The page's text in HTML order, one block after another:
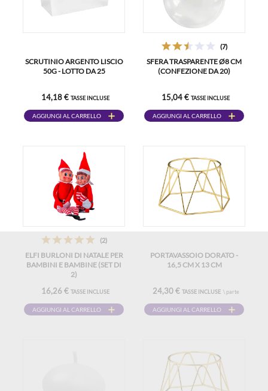
SCRUTINIO ARGENTO LISCIO
50G - LOTTO DA 25
14,18 € TASSE INCLUSE
AGGIUNGI AL CARRELLO
(7)
SFERA TRASPARENTE Ø8 CM
(CONFEZIONE DA 20)
15,04 € TASSE INCLUSE
AGGIUNGI AL CARRELLO
(2)
ELFI BURLONI DI NATALE PER
BAMBINI E BAMBINE (SET DI
2)
16,26 € TASSE INCLUSE
AGGIUNGI AL CARRELLO
PORTAVASSOIO DORATO -
16,5 CM X 13 CM
24,30 € TASSE INCLUSE\ parte
AGGIUNGI AL CARRELLO